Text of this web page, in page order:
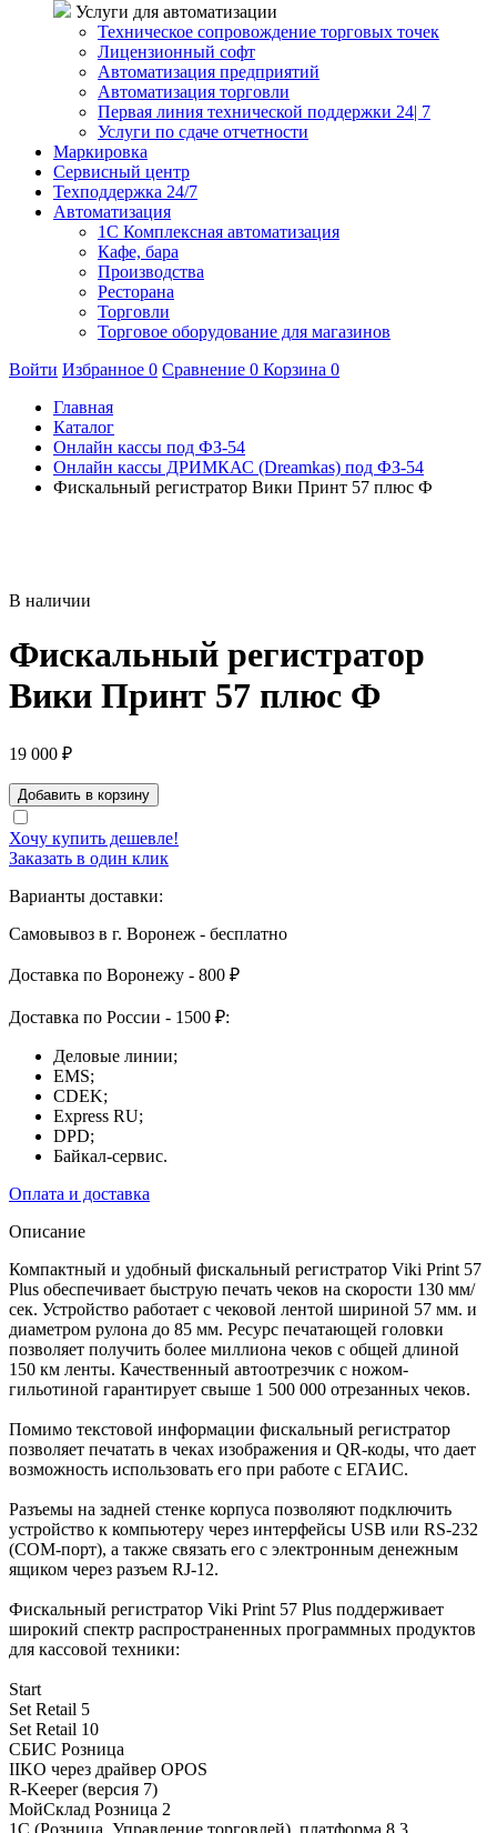
Услуги для автоматизации
Техническое сопровождение торговых точек
Лицензионный софт
Автоматизация предприятий
Автоматизация торговли
Первая линия технической поддержки 24| 7
Услуги по сдаче отчетности
Маркировка
Сервисный центр
Техподдержка 24/7
Автоматизация
1C Комплексная автоматизация
Кафе, бара
Производства
Ресторана
Торговли
Торговое оборудование для магазинов
Войти Избранное 0 Сравнение 0 Корзина 0
Главная
Каталог
Онлайн кассы под ФЗ-54
Онлайн кассы ДРИМКАС (Dreamkas) под ФЗ-54
Фискальный регистратор Вики Принт 57 плюс Ф
В наличии
Фискальный регистратор
Вики Принт 57 плюс Ф
19 000 ₽
Хочу купить дешевле!
Заказать в один клик
Варианты доставки:
Самовывоз в г. Воронеж - бесплатно
Доставка по Воронежу - 800 ₽
Доставка по России - 1500 ₽:
Деловые линии;
EMS;
CDEK;
Express RU;
DPD;
Байкал-сервис.
Оплата и доставка
Описание
Компактный и удобный фискальный регистратор Viki Print 57
Plus обеспечивает быструю печать чеков на скорости 130 мм/
сек. Устройство работает с чековой лентой шириной 57 мм. и
диаметром рулона до 85 мм. Ресурс печатающей головки
позволяет получить более миллиона чеков с общей длиной
150 км ленты. Качественный автоотрезчик с ножом-
гильотиной гарантирует свыше 1 500 000 отрезанных чеков.
Помимо текстовой информации фискальный регистратор
позволяет печатать в чеках изображения и QR-коды, что дает
возможность использовать его при работе с ЕГАИС.
Разъемы на задней стенке корпуса позволяют подключить
устройство к компьютеру через интерфейсы USB или RS-232
(COM-порт), а также связать его с электронным денежным
ящиком через разъем RJ-12.
Фискальный регистратор Viki Print 57 Plus поддерживает
широкий спектр распространенных программных продуктов
для кассовой техники:
Start
Set Retail 5
Set Retail 10
СБИС Розница
IIKO через драйвер OPOS
R-Keeper (версия 7)
МойСклад Розница 2
1С (Розница, Управление торговлей), платформа 8.3